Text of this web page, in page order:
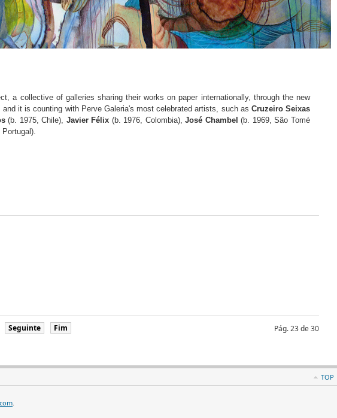
a collective of galleries sharing their works on paper internationally, through the new
it is counting with Perve Galeria's most celebrated artists, such as Cruzeiro Seixas
(b. 1975, Chile), Javier Félix (b. 1976, Colombia),José Chambel (b. 1969, São Tomé
Pág. 23 de 30
Seguinte Fim
TOP
.